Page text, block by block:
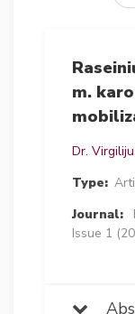
m.
Dr.
Type:
Journal:
Issue 1